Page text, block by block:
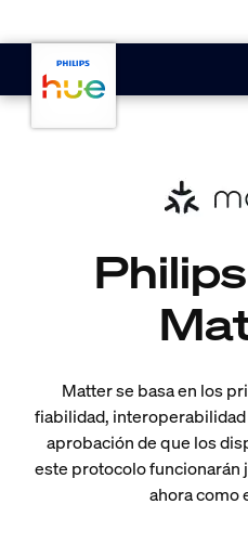
Matter se basa en los
fiabilidad, interoperabilidad
aprobación de que los
este protocolo funcionarán
ahora como